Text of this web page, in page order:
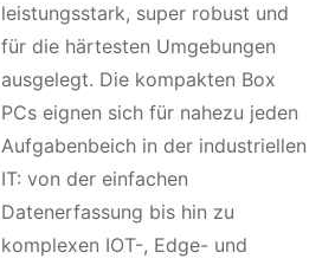
leistungsstark, super robust und
für die härtesten Umgebungen
ausgelegt. Die kompakten Box
PCs eignen sich für nahezu jeden
Aufgabenbeich in der industriellen
IT: von der einfachen
Datenerfassung bis hin zu
komplexen IOT-, Edge- und